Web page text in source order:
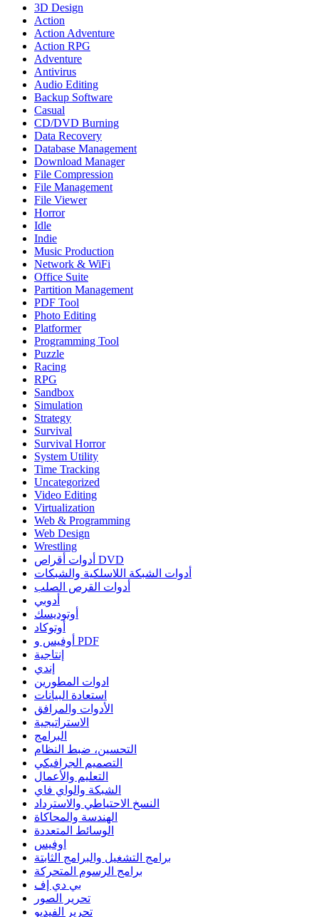
3D Design
Action
Action Adventure
Action RPG
Adventure
Antivirus
Audio Editing
Backup Software
Casual
CD/DVD Burning
Data Recovery
Database Management
Download Manager
File Compression
File Management
File Viewer
Horror
Idle
Indie
Music Production
Network & WiFi
Office Suite
Partition Management
PDF Tool
Photo Editing
Platformer
Programming Tool
Puzzle
Racing
RPG
Sandbox
Simulation
Strategy
Survival
Survival Horror
System Utility
Time Tracking
Uncategorized
Video Editing
Virtualization
Web & Programming
Web Design
Wrestling
أدوات أقراص DVD
أدوات الشبكة اللاسلكية والشبكات
أدوات القرص الصلب
أدوبي
أوتوديسك
أوتوكاد
أوفيس و PDF
إنتاجية
إندي
ادوات المطورين
استعادة البيانات
الأدوات والمرافق
الاستراتيجية
البرامج
التحسين، ضبط النظام
التصميم الجرافيكي
التعليم والأعمال
الشبكة والواي فاي
النسخ الاحتياطي والاسترداد
الهندسة والمحاكاة
الوسائط المتعددة
اوفيس
برامج التشغيل والبرامج الثابتة
برامج الرسوم المتحركة
بي دي إف
تحرير الصور
تحرير الفيديو